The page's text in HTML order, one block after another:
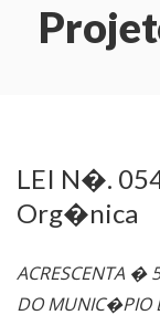
LEI N�.
Org�nica
ACRESCENTA �
DO MUNIC�PIO